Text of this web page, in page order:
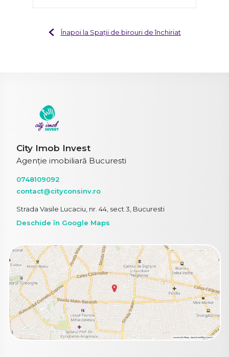
Înapoi la Spații de birouri de închiriat
City Imob Invest
Agenție imobiliară Bucuresti
0748109092
contact@cityconsinv.ro
Strada Vasile Lucaciu, nr. 44, sect 3, Bucuresti
Deschide în Google Maps